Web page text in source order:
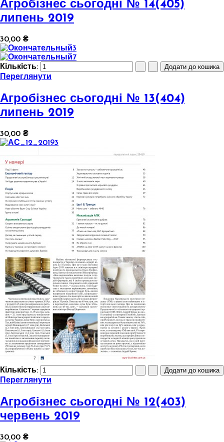
Агробізнес сьогодні № 14(405)
липень 2019
30,00 ₴
Кількість:
Переглянути
Агробізнес сьогодні № 13(404)
липень 2019
30,00 ₴
Кількість:
Переглянути
Агробізнес сьогодні № 12(403)
червень 2019
30,00 ₴